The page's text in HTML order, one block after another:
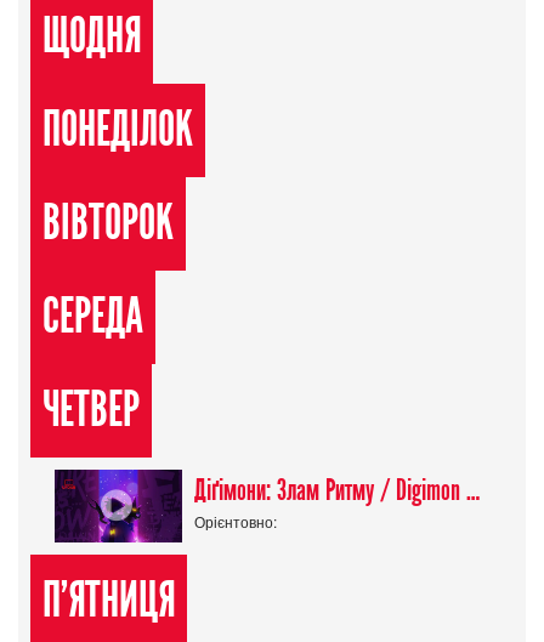
ЩОДНЯ
ПОНЕДІЛОК
ВІВТОРОК
СЕРЕДА
ЧЕТВЕР
Діґімони: Злам Ритму / Digimon Beatbreak
Орієнтовно:
П'ЯТНИЦЯ